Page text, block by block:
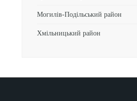
Могилів-Подільський район
Хмільницький район